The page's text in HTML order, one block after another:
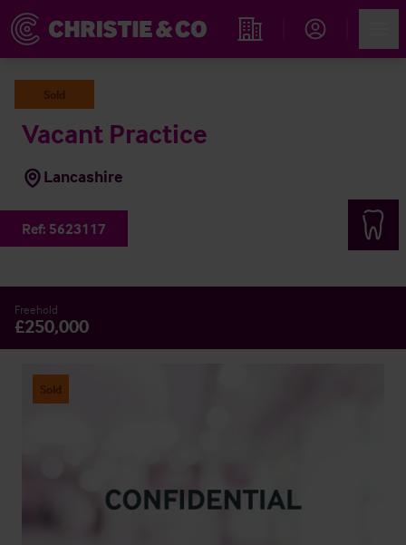
Immobiliensuche
Sold
Vacant Practice
Lancashire
Ref: 5623117
Freehold
£250,000
Sold